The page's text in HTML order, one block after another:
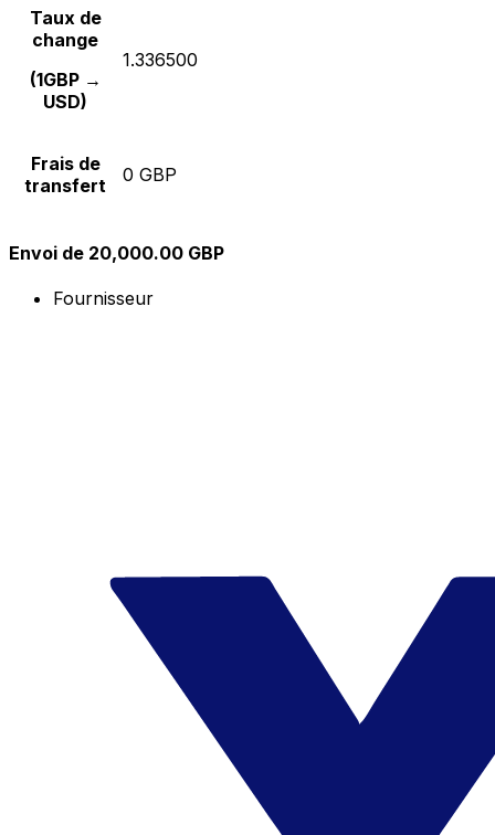
Taux de
change
(1GBP →
USD)
1.336500
Frais de
transfert
0 GBP
Envoi de 20,000.00 GBP
Fournisseur